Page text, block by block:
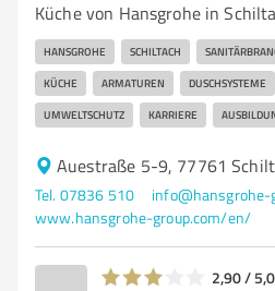
Küche von Hansgrohe in
HANSGROHE SCHILTACH
KÜCHE ARMATUREN DUSCHSYSTEME
UMWELTSCHUTZ KARRIERE
Auestraße 5-9, 77761
Tel. 07836 510
info@hansgrohe-
www.hansgrohe-group.com/en/
2,90 /